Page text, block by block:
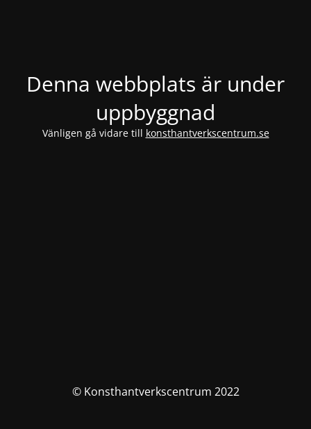
Denna webbplats är under
uppbyggnad
Vänligen gå vidare till konsthantverkscentrum.se
© Konsthantverkscentrum 2022